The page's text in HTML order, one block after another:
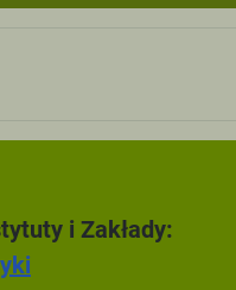
w
i Zakłady: